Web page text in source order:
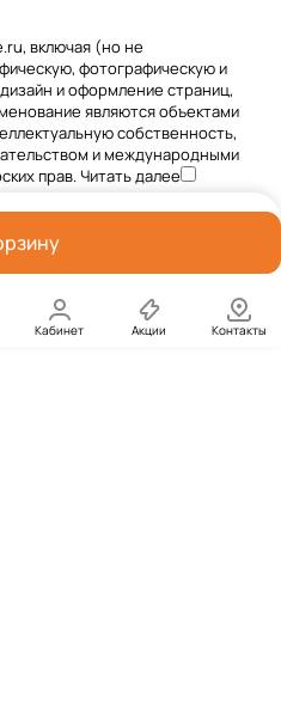
Кабинет Акции Контакты
включая (но не
фотографическую и
и оформление страниц,
являются объектами
собственность,
и международными
прав.Читать далее